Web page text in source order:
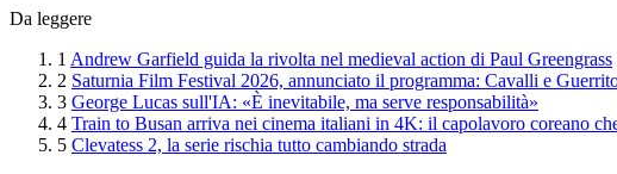
Da leggere
1 Andrew Garfield guida la rivolta nel medieval action di Paul Greengrass
2 Saturnia Film Festival 2026, annunciato il programma: Cavalli e
3 George Lucas sull'IA: «È inevitabile, ma serve responsabilità»
4 Train to Busan arriva nei cinema italiani in 4K: il capolavoro coreano
5 Clevatess 2, la serie rischia tutto cambiando strada